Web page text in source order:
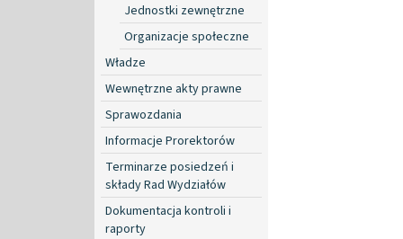
Jednostki zewnętrzne
Organizacje społeczne
Władze
Wewnętrzne akty prawne
Sprawozdania
Informacje Prorektorów
Terminarze posiedzeń i
składy Rad Wydziałów
Dokumentacja kontroli i
raporty